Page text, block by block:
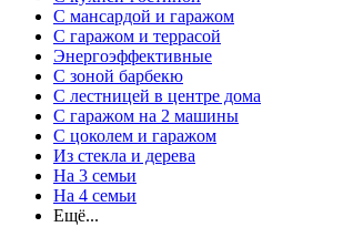
С мансардой и гаражом
С гаражом и террасой
Энергоэффективные
С зоной барбекю
С лестницей в центре дома
С гаражом на 2 машины
С цоколем и гаражом
Из стекла и дерева
На 3 семьи
На 4 семьи
Ещё...